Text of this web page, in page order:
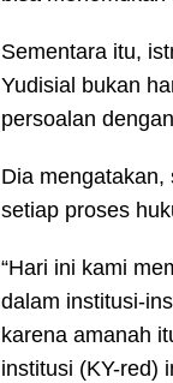
Sementara itu,
Yudisial bukan
persoalan
Dia mengatakan,
setiap proses
“Hari ini kami
dalam institusi-
karena amanah
institusi (KY-red)